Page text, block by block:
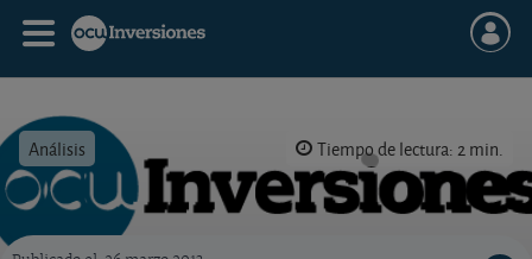
Análisis Tiempo de lectura: 2 min.